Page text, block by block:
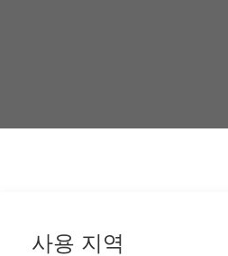
사용 지역